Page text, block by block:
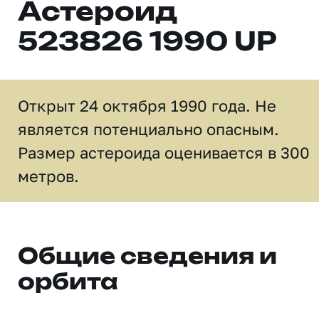
Астероид
523826 1990 UP
Открыт 24 октября 1990 года. Не
является потенциально опасным.
Размер астероида оценивается в 300
метров.
Общие сведения и
орбита